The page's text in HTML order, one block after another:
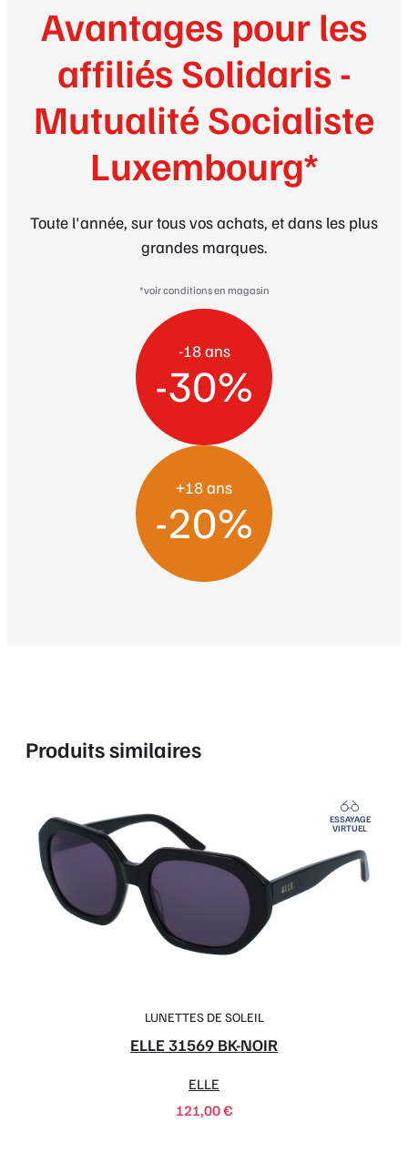
Avantages pour les
affiliés Solidaris -
Mutualité Socialiste
Luxembourg*
Toute l'année, sur tous vos achats, et dans les plus
grandes marques.
*voir conditions en magasin
-18 ans
-30%
+18 ans
-20%
Produits similaires
LUNETTES DE SOLEIL
ELLE 31569 BK-NOIR
ELLE
121,00€
ESSAYAGE
VIRTUEL